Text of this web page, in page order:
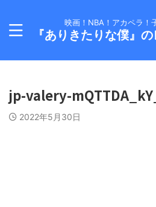
映画！NBA！アカペラ！
『ありきたりな僕』
jp-valery-
2022年5月30日